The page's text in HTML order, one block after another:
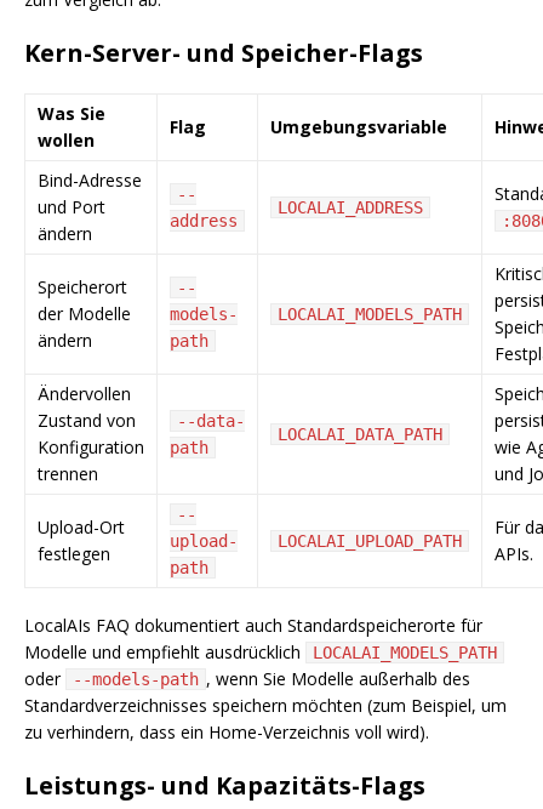
Kern-Server- und Speicher-Flags
Was Sie
wollen
Flag Umgebungsvariable
Bind-Adresse
und Port
ändern
--
address
LOCALAI_ADDRESS
Speicherort
der Modelle
ändern
--
models-
path
LOCALAI_MODELS_PATH
Ändervollen
Zustand von
Konfiguration
trennen
--data-
path
LOCALAI_DATA_PATH
wie
und
Upload-Ort
festlegen
--
upload-
path
LOCALAI_UPLOAD_PATH
Für
APIs.
LocalAIs FAQ dokumentiert auch Standardspeicherorte für
Modelle und empfiehlt ausdrücklich
LOCALAI_MODELS_PATH
oder --models-path , wenn Sie Modelle außerhalb des
Standardverzeichnisses speichern möchten (zum Beispiel, um
zu verhindern, dass ein Home-Verzeichnis voll wird).
Leistungs- und Kapazitäts-Flags